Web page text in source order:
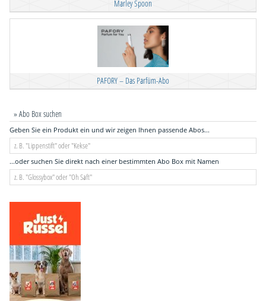
Marley Spoon
PAFORY – Das Parfüm-Abo
» Abo Box suchen
Geben Sie ein Produkt ein und wir zeigen Ihnen passende Abos...
...oder suchen Sie direkt nach einer bestimmten Abo Box mit Namen